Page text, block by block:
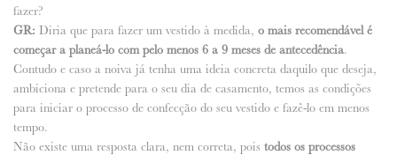
fazer?
GR: Diria que para fazer um vestido à medida, o mais recomendável é
começar a planeá-lo com pelo menos 6 a 9 meses de antecedência.
Contudo e caso a noiva já tenha uma ideia concreta daquilo que deseja,
ambiciona e pretende para o seu dia de casamento, temos as condições
para iniciar o processo de confecção do seu vestido e fazê-lo em menos
tempo.
Não existe uma resposta clara, nem correta, pois todos os processos